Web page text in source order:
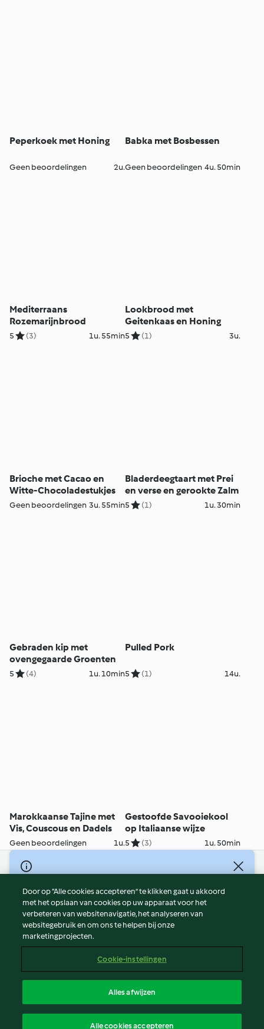
Peperkoek met Honing
Geen beoordelingen 2u.
Babka met Bosbessen
Geen beoordelingen 4u. 50min
Mediterraans
Rozemarijnbrood
5 (3) 1u. 55min
Lookbrood met
Geitenkaas en Honing
5 (1) 3u.
Brioche met Cacao en
Witte-Chocoladestukjes
Geen beoordelingen 3u. 55min
Bladerdeegtaart met Prei
en verse en gerookte Zalm
5 (1) 1u. 30min
Gebraden kip met
ovengegaarde Groenten
5 (4) 1u. 10min
Pulled Pork
5 (1) 14u.
Marokkaanse Tajine met
Vis, Couscous en Dadels
Geen beoordelingen 1u.
Gestoofde Savooiekool
op Italiaanse wijze
5 (3) 1u. 50min
© Copyright 2026
Gebruiksvoorwaarden
Privacybeleid
Disclaimer
Colofon
Verslag Inhoud
Toegankelijkheidsverklaring
Door op “Alle cookies accepteren” te klikken gaat u akkoord
met het opslaan van cookies op uw apparaat voor het
verbeteren van websitenavigatie, het analyseren van
websitegebruik en om ons te helpen bij onze
marketingprojecten.
Cookie-instellingen
Alles afwijzen
Alle cookies accepteren